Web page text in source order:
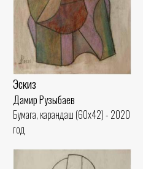
Эскиз
Дамир Рузыбаев
Бумага, карандаш (60x42) - 2020
год